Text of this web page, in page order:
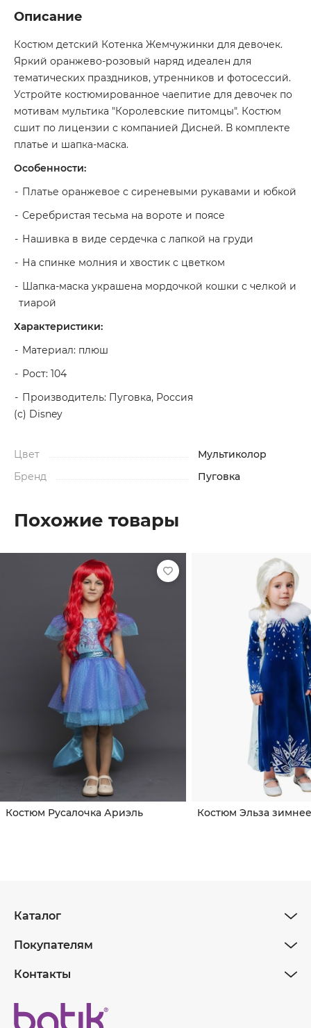
Описание
Костюм детский Котенка Жемчужинки для девочек.
Яркий оранжево-розовый наряд идеален для
тематических праздников, утренников и фотосессий.
Устройте костюмированное чаепитие для девочек по
мотивам мультика "Королевские питомцы". Костюм
сшит по лицензии с компанией Дисней. В комплекте
платье и шапка-маска.
Особенности:
Платье оранжевое с сиреневыми рукавами и юбкой
Серебристая тесьма на вороте и поясе
Нашивка в виде сердечка с лапкой на груди
На спинке молния и хвостик с цветком
Шапка-маска украшена мордочкой кошки с челкой и
тиарой
Характеристики:
Материал: плюш
Рост: 104
Производитель: Пуговка, Россия
(c) Disney
Цвет
Мультиколор
Бренд
Пуговка
Похожие товары
Костюм Русалочка Ариэль Костюм Эльза
Каталог
Покупателям
Контакты